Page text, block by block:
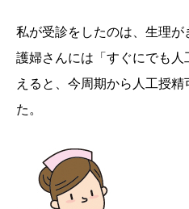
私が受診をしたのは、生理
護婦さんには「すぐにでも
えると、今周期から人工授
た。